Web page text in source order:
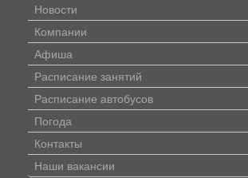
Новости
Компании
Афиша
Расписание занятий
Расписание автобусов
Погода
Контакты
Наши вакансии